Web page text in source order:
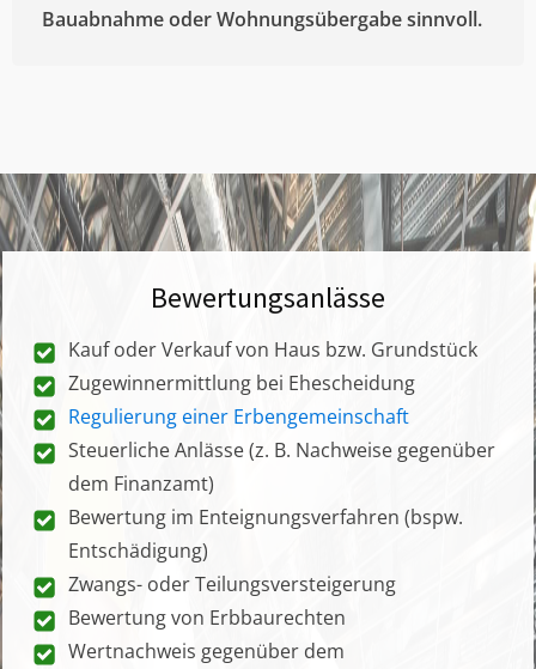
Bauabnahme oder Wohnungsübergabe sinnvoll.
Bewertungsanlässe
Kauf oder Verkauf von Haus bzw. Grundstück
Zugewinnermittlung bei Ehescheidung
Regulierung einer Erbengemeinschaft
Steuerliche Anlässe (z. B. Nachweise gegenüber
dem Finanzamt)
Bewertung im Enteignungsverfahren (bspw.
Entschädigung)
Zwangs- oder Teilungsversteigerung
Bewertung von Erbbaurechten
Wertnachweis gegenüber dem